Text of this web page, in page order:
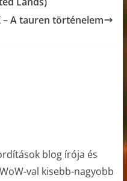
– A tauren történelem
blog írója és
val kisebb-nagyobb